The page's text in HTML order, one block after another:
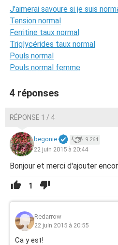
J'aimerai savoure si je suis
Tension normal
Ferritine taux normal
Triglycérides taux normal
Pouls normal
Pouls normal femme
4 réponses
RÉPONSE 1 / 4
begonie 9 264
22 juin 2015 à 20:44
Bonjour et merci d'ajouter
1
Redarrow
22 juin 2015 à 20:55
Ca y est!